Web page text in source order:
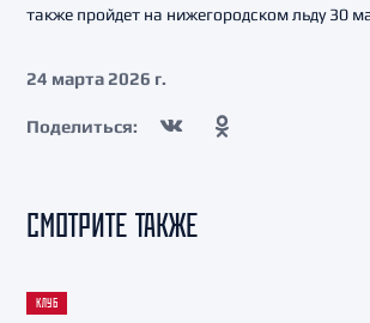
также пройдет на нижегородском льду 30
24 марта 2026 г.
Поделиться:
СМОТРИТЕ ТАКЖЕ
КЛУБ